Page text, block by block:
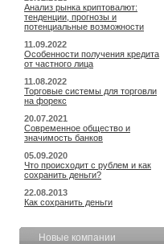
Анализ рынка криптовалют:
тенденции, прогнозы и
потенциальные возможности
11.09.2022
Особенности получения кредита
от частного лица
11.08.2022
Торговые системы для торговли
на форекс
20.07.2021
Современное общество и
значимость банков
05.09.2020
Что происходит с рублем и как
сохранить деньги?
22.08.2013
Как сохранить деньги
Новые компании